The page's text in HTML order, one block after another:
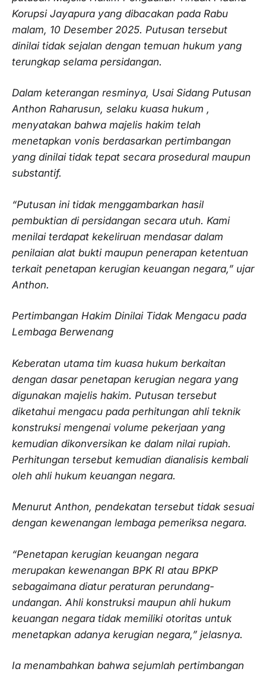
Korupsi Jayapura yang dibacakan pada Rabu
malam, 10 Desember 2025. Putusan tersebut
dinilai tidak sejalan dengan temuan hukum yang
terungkap selama persidangan.
Dalam keterangan resminya, Usai Sidang Putusan
Anthon Raharusun, selaku kuasa hukum ,
menyatakan bahwa majelis hakim telah
menetapkan vonis berdasarkan pertimbangan
yang dinilai tidak tepat secara prosedural maupun
substantif.
“Putusan ini tidak menggambarkan hasil
pembuktian di persidangan secara utuh. Kami
menilai terdapat kekeliruan mendasar dalam
penilaian alat bukti maupun penerapan ketentuan
terkait penetapan kerugian keuangan negara,” ujar
Anthon.
Pertimbangan Hakim Dinilai Tidak Mengacu pada
Lembaga Berwenang
Keberatan utama tim kuasa hukum berkaitan
dengan dasar penetapan kerugian negara yang
digunakan majelis hakim. Putusan tersebut
diketahui mengacu pada perhitungan ahli teknik
konstruksi mengenai volume pekerjaan yang
kemudian dikonversikan ke dalam nilai rupiah.
Perhitungan tersebut kemudian dianalisis kembali
oleh ahli hukum keuangan negara.
Menurut Anthon, pendekatan tersebut tidak sesuai
dengan kewenangan lembaga pemeriksa negara.
“Penetapan kerugian keuangan negara
merupakan kewenangan BPK RI atau BPKP
sebagaimana diatur peraturan perundang-
undangan. Ahli konstruksi maupun ahli hukum
keuangan negara tidak memiliki otoritas untuk
menetapkan adanya kerugian negara,” jelasnya.
Ia menambahkan bahwa sejumlah pertimbangan